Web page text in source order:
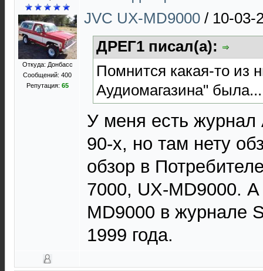
Откуда: Донбасс
Сообщений: 400
Репутация: 65
JVC UX-MD9000 / 10-03-
ДРЕГ1 писал(а):
Помнится какая-то из
Аудиомагазина" была...
У меня есть журнал
90-х, но там нету
обзор в
7000, UX-MD9000.
MD9000 в журнале
1999 года.